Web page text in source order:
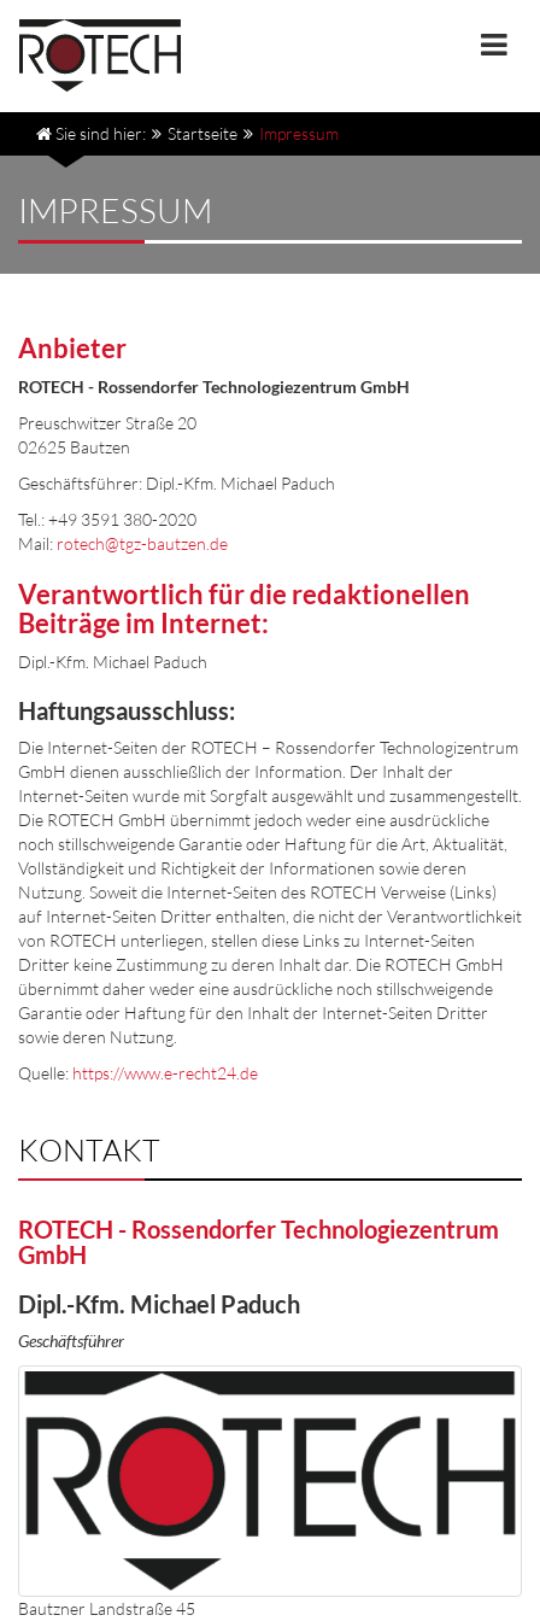
Sie sind hier: Startseite Impressum
IMPRESSUM
Anbieter
ROTECH - Rossendorfer Technologiezentrum GmbH
Preuschwitzer Straße 20
02625 Bautzen
Geschäftsführer: Dipl.-Kfm. Michael Paduch
Tel.: +49 3591 380-2020
Mail: rotech@tgz-bautzen.de
Verantwortlich für die redaktionellen
Beiträge im Internet:
Dipl.-Kfm. Michael Paduch
Haftungsausschluss:
Die Internet-Seiten der ROTECH – Rossendorfer Technologizentrum
GmbH dienen ausschließlich der Information. Der Inhalt der
Internet-Seiten wurde mit Sorgfalt ausgewählt und zusammengestellt.
Die ROTECH GmbH übernimmt jedoch weder eine ausdrückliche
noch stillschweigende Garantie oder Haftung für die Art, Aktualität,
Vollständigkeit und Richtigkeit der Informationen sowie deren
Nutzung. Soweit die Internet-Seiten des ROTECH Verweise (Links)
auf Internet-Seiten Dritter enthalten, die nicht der Verantwortlichkeit
von ROTECH unterliegen, stellen diese Links zu Internet-Seiten
Dritter keine Zustimmung zu deren Inhalt dar. Die ROTECH GmbH
übernimmt daher weder eine ausdrückliche noch stillschweigende
Garantie oder Haftung für den Inhalt der Internet-Seiten Dritter
sowie deren Nutzung.
Quelle: https://www.e-recht24.de
KONTAKT
ROTECH - Rossendorfer Technologiezentrum
GmbH
Dipl.-Kfm. Michael Paduch
Geschäftsführer
Bautzner Landstraße 45